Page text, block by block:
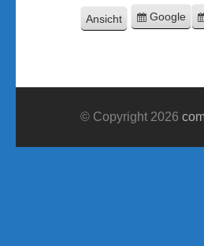
Ansicht ausdrucken
Eintragen
Google
© Copyright 2026